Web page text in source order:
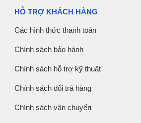
HỖ TRỢ KHÁCH HÀNG
Các hình thức thanh toán
Chính sách bảo hành
Chính sách hỗ trợ kỹ thuật
Chính sách đổi trả hàng
Chính sách vận chuyển